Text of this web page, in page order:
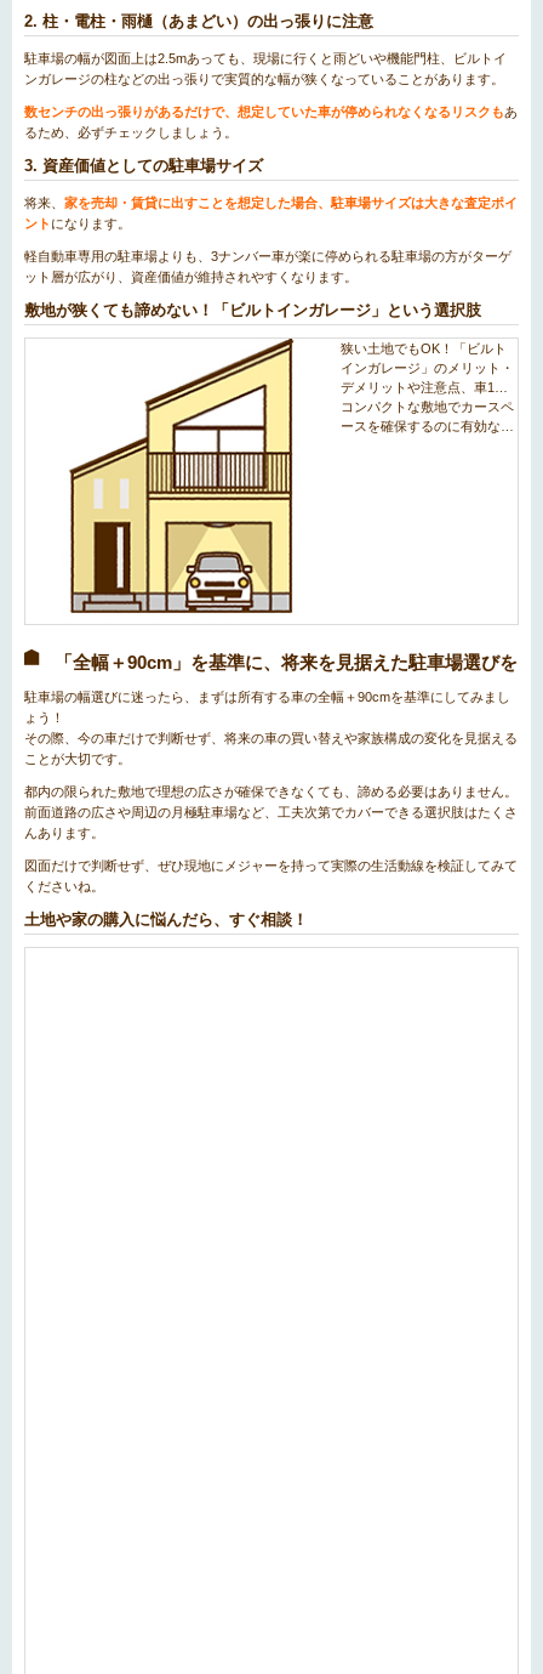
2. 柱・電柱・雨樋（あまどい）の出っ張りに注意
駐車場の幅が図面上は2.5mあっても、現場に行くと雨どいや機能門柱、ビルトイ
ンガレージの柱などの出っ張りで実質的な幅が狭くなっていることがあります。
数センチの出っ張りがあるだけで、想定していた車が停められなくなるリスクもあ
るため、必ずチェックしましょう。
3. 資産価値としての駐車場サイズ
将来、 家を売却・賃貸に出すことを想定した場合、駐車場サイズは大きな査定ポイ
ント になります。
軽自動車専用の駐車場よりも、3ナンバー車が楽に停められる駐車場の方がターゲ
ット層が広がり、資産価値が維持されやすくなります。
敷地が狭くても諦めない！「ビルトインガレージ」という選択肢
「全幅＋90cm」を基準に、将来を見据えた駐車場選びを
駐車場の幅選びに迷ったら、まずは所有する車の全幅＋90cmを基準にしてみまし
ょう！
その際、今の車だけで判断せず、将来の車の買い替えや家族構成の変化を見据える
ことが大切です。
都内の限られた敷地で理想の広さが確保できなくても、諦める必要はありません。
前面道路の広さや周辺の月極駐車場など、工夫次第でカバーできる選択肢はたくさ
んあります。
図面だけで判断せず、ぜひ現地にメジャーを持って実際の生活動線を検証してみて
くださいね。
土地や家の購入に悩んだら、すぐ相談！